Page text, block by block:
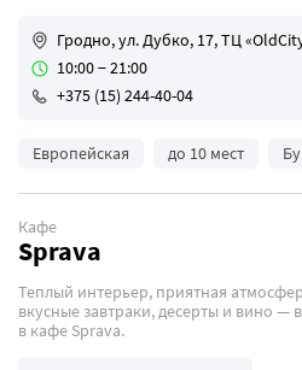
Гродно, ул. Дубко, 17, ТЦ
10:00 − 21:00
+375 (15) 244-40-04
Европейская до 10 мест
Кафе
Sprava
Теплый интерьер, приятная
вкусные завтраки, десерты и вино —
в кафе Sprava.